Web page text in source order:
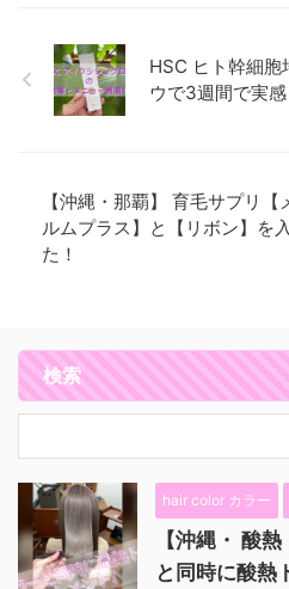
HSC ヒト幹細胞
ウで3週間で実
【沖縄・那覇】 育毛サプリ【
ルムプラス】と【リボン】を
た！
検索
hair color カラー
【沖縄・ 酸
と同時に酸熱